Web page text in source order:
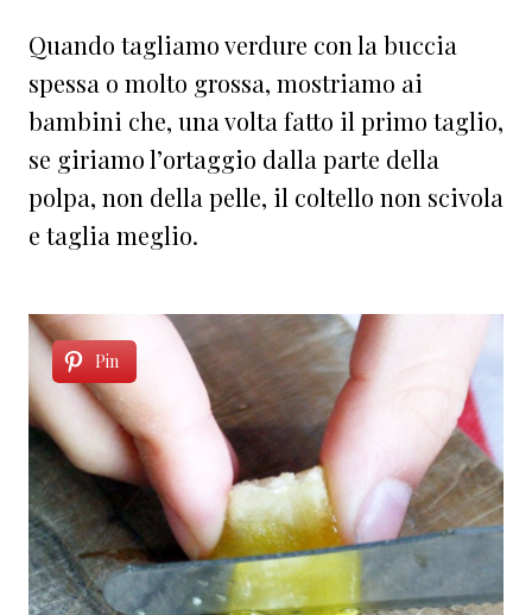
Quando tagliamo verdure con la buccia
spessa o molto grossa, mostriamo ai
bambini che, una volta fatto il primo taglio,
se giriamo l’ortaggio dalla parte della
polpa, non della pelle, il coltello non scivola
e taglia meglio.
Pin